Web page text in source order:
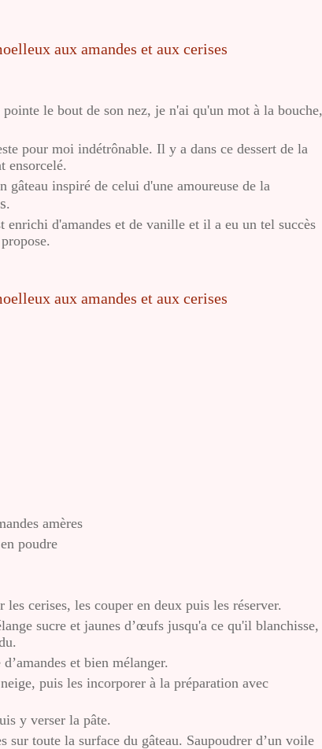
le bout de son nez, je n'ai qu'un mot à la bouche,
pour moi indétrônable. Il y a dans ce dessert de la
ensorcelé.
gâteau inspiré de celui d'une amoureuse de la
.
enrichi d'amandes et de vanille et il a eu un tel succès
.
amères
poudre
les cerises, les couper en deux puis les réserver.
sucre et jaunes d’œufs jusqu'a ce qu'il blanchisse,
et bien mélanger.
puis les incorporer à la préparation avec
y verser la pâte.
sur toute la surface du gâteau. Saupoudrer d’un voile